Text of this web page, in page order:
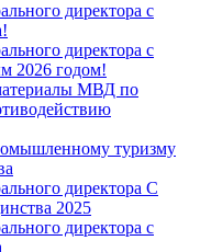
директора с
директора с
2026 годом!
МВД по
туризму
директора С
2025
директора с